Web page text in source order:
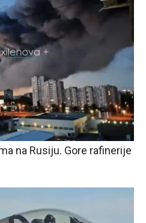
na Rusiju. Gore rafinerije